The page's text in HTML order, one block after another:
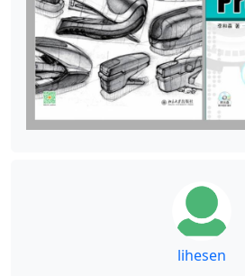
lihesen